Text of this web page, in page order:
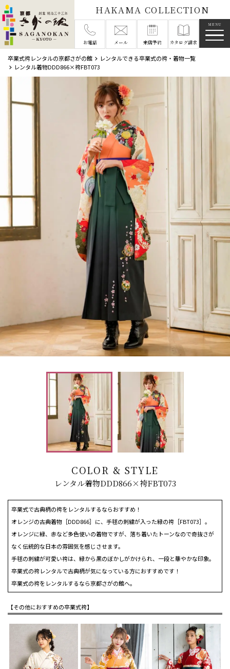
HAKAMA COLLECTION
お電話 メール 来店予約 カタログ請求
卒業式袴レンタルの京都さがの館
レンタルできる卒業式の袴・着物一覧
レンタル着物DDD866×袴FBT073
COLOR & STYLE
レンタル着物DDD866×袴FBT073
卒業式で古典柄の袴をレンタルするならおすすめ！
オレンジの古典着物［DDD866］に、手毬の刺繍が入った緑の袴［FBT073］。
オレンジに緑、赤など多色使いの着物ですが、落ち着いたトーンなので奇抜さが
なく伝統的な日本の雰囲気を感じさせます。
手毬の刺繍が可愛い袴は、緑から黒のぼかしがかけられ、一段と華やかな印象。
卒業式の袴レンタルで古典柄が気になっている方におすすめです！
卒業式の袴をレンタルするなら京都さがの館へ。
【その他におすすめの卒業式袴】
メニ